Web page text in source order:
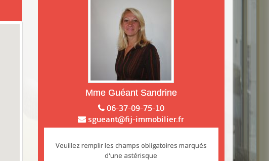
Mme Guéant Sandrine
06-37-09-75-10
sgueant@fij-immobilier.fr
Veuillez remplir les champs obligatoires marqués
d'une astérisque